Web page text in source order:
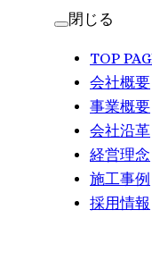
閉じる
TOP
会社概要
事業概要
会社沿革
経営理念
施工事例
採用情報